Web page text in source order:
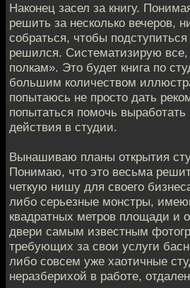
Наконец засел за книгу.
решить за несколько вечеров,
собраться, чтобы
решился. Систематизирую
полкам». Это будет книга по
большим количеством
попытаюсь не просто дать
попытаться помочь выработать
действия в студии.
Вынашиваю планы открытия
Понимаю, что это весьма
четкую нишу для своего
либо серьезные монстры,
квадратных метров площади и
двери самым известным
требующих за свои услуги
либо совсем уже хаотичные
неразберихой в работе,